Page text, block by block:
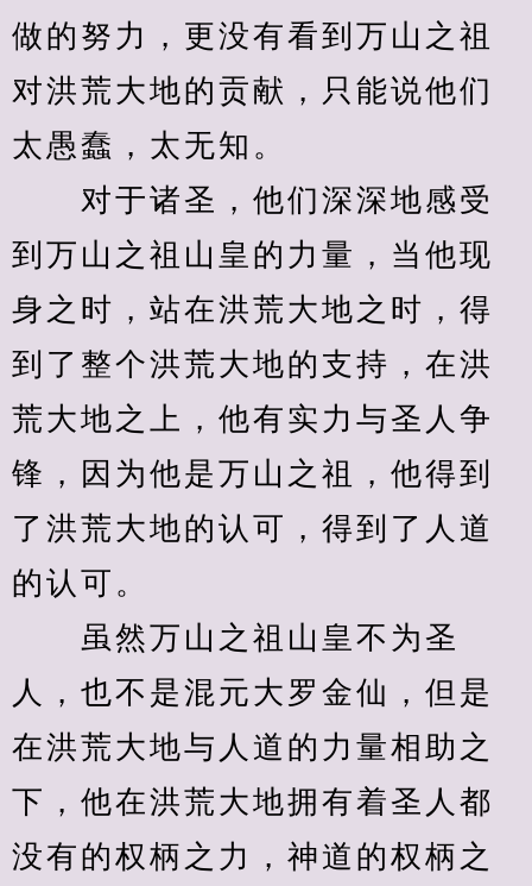
做的努力，更没有看到万山之祖
对洪荒大地的贡献，只能说他们
太愚蠢，太无知。
对于诸圣，他们深深地感受
到万山之祖山皇的力量，当他现
身之时，站在洪荒大地之时，得
到了整个洪荒大地的支持，在洪
荒大地之上，他有实力与圣人争
锋，因为他是万山之祖，他得到
了洪荒大地的认可，得到了人道
的认可。
虽然万山之祖山皇不为圣
人，也不是混元大罗金仙，但是
在洪荒大地与人道的力量相助之
下，他在洪荒大地拥有着圣人都
没有的权柄之力，神道的权柄之